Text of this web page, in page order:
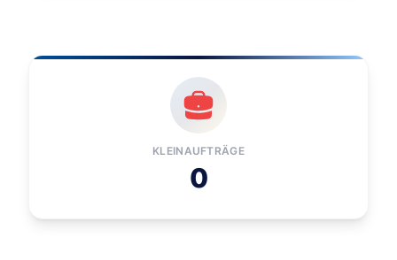
KLEINAUFTRÄGE
0